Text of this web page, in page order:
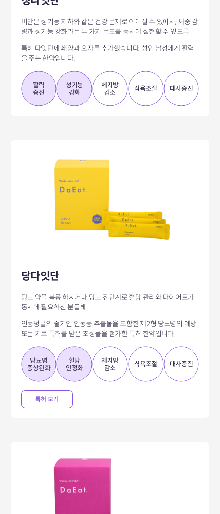
비만은 성기능 저하와 같은 건강 문제로 이어질 수 있어서, 체중 감
량과 성기능 강화라는 두 가지 목표를 동시에 실현할 수 있도록
특허 다잇단에 쇄양과 오자를 추가했습니다. 성인 남성에게 활력
을 주는 한약입니다.
활력
증진
성기능
강화
체지방
감소
식욕조절 대사증진
당다잇단
당뇨 약을 복용 하시거나 당뇨 전단계로 혈당 관리와 다이어트가
동시에 필요하신 분들께
인동덩굴의 줄기인 인동등 추출물을 포함한 제2형 당뇨병의 예방
또는 치료 특허를 받은 조성물을 첨가한 특허 한약입니다.
당뇨병
증상완화
혈당
안정화
체지방
감소
식욕조절 대사증진
특허 보기